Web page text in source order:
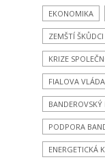
EKONOMIKA
ZEMŠTÍ ŠKŮDCI
KRIZE
FIALOVA
PODPORA
ENERGETICKÁ